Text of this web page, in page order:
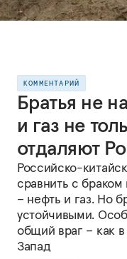
КОММЕНТАРИЙ
Братья не
и газ не
отдаляют
Российско-
сравнить с браком
– нефть и газ. Но
устойчивыми.
общий враг – как
Запад